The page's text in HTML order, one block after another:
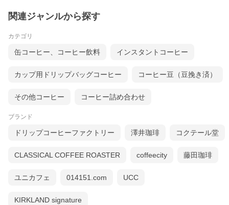
関連ジャンルから探す
カテゴリ
缶コーヒー、コーヒー飲料 インスタントコーヒー
カップ用ドリップバッグコーヒー コーヒー豆（豆挽き済）
その他コーヒー コーヒー詰め合わせ
ブランド
ドリップコーヒーファクトリー 澤井珈琲 コクテール堂
CLASSICAL COFFEE ROASTER coffeecity 藤田珈琲
ユニカフェ 014151.com UCC
KIRKLAND signature